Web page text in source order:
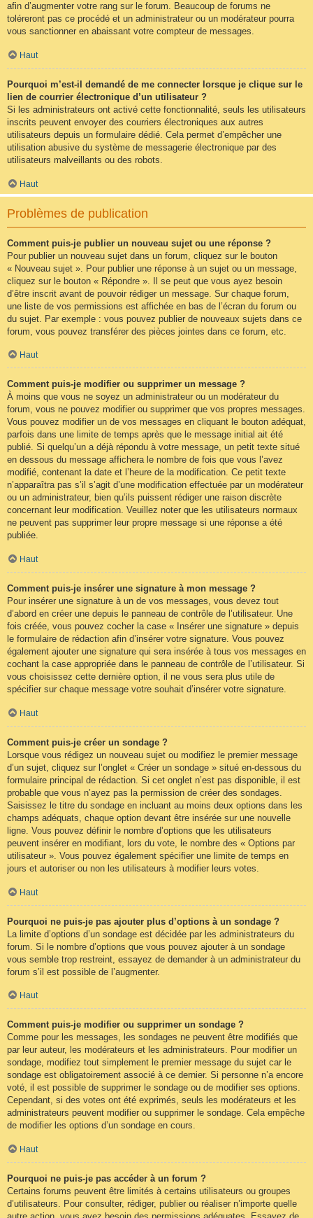
afin d’augmenter votre rang sur le forum. Beaucoup de forums ne
toléreront pas ce procédé et un administrateur ou un modérateur pourra
vous sanctionner en abaissant votre compteur de messages.
Haut
Pourquoi m’est-il demandé de me connecter lorsque je clique sur le
lien de courrier électronique d’un utilisateur ?
Si les administrateurs ont activé cette fonctionnalité, seuls les utilisateurs
inscrits peuvent envoyer des courriers électroniques aux autres
utilisateurs depuis un formulaire dédié. Cela permet d’empêcher une
utilisation abusive du système de messagerie électronique par des
utilisateurs malveillants ou des robots.
Haut
Problèmes de publication
Comment puis-je publier un nouveau sujet ou une réponse ?
Pour publier un nouveau sujet dans un forum, cliquez sur le bouton
« Nouveau sujet ». Pour publier une réponse à un sujet ou un message,
cliquez sur le bouton « Répondre ». Il se peut que vous ayez besoin
d’être inscrit avant de pouvoir rédiger un message. Sur chaque forum,
une liste de vos permissions est affichée en bas de l’écran du forum ou
du sujet. Par exemple : vous pouvez publier de nouveaux sujets dans ce
forum, vous pouvez transférer des pièces jointes dans ce forum, etc.
Haut
Comment puis-je modifier ou supprimer un message ?
À moins que vous ne soyez un administrateur ou un modérateur du
forum, vous ne pouvez modifier ou supprimer que vos propres messages.
Vous pouvez modifier un de vos messages en cliquant le bouton adéquat,
parfois dans une limite de temps après que le message initial ait été
publié. Si quelqu’un a déjà répondu à votre message, un petit texte situé
en dessous du message affichera le nombre de fois que vous l’avez
modifié, contenant la date et l’heure de la modification. Ce petit texte
n’apparaîtra pas s’il s’agit d’une modification effectuée par un modérateur
ou un administrateur, bien qu’ils puissent rédiger une raison discrète
concernant leur modification. Veuillez noter que les utilisateurs normaux
ne peuvent pas supprimer leur propre message si une réponse a été
publiée.
Haut
Comment puis-je insérer une signature à mon message ?
Pour insérer une signature à un de vos messages, vous devez tout
d’abord en créer une depuis le panneau de contrôle de l’utilisateur. Une
fois créée, vous pouvez cocher la case « Insérer une signature » depuis
le formulaire de rédaction afin d’insérer votre signature. Vous pouvez
également ajouter une signature qui sera insérée à tous vos messages en
cochant la case appropriée dans le panneau de contrôle de l’utilisateur. Si
vous choisissez cette dernière option, il ne vous sera plus utile de
spécifier sur chaque message votre souhait d’insérer votre signature.
Haut
Comment puis-je créer un sondage ?
Lorsque vous rédigez un nouveau sujet ou modifiez le premier message
d’un sujet, cliquez sur l’onglet « Créer un sondage » situé en-dessous du
formulaire principal de rédaction. Si cet onglet n’est pas disponible, il est
probable que vous n’ayez pas la permission de créer des sondages.
Saisissez le titre du sondage en incluant au moins deux options dans les
champs adéquats, chaque option devant être insérée sur une nouvelle
ligne. Vous pouvez définir le nombre d’options que les utilisateurs
peuvent insérer en modifiant, lors du vote, le nombre des « Options par
utilisateur ». Vous pouvez également spécifier une limite de temps en
jours et autoriser ou non les utilisateurs à modifier leurs votes.
Haut
Pourquoi ne puis-je pas ajouter plus d’options à un sondage ?
La limite d’options d’un sondage est décidée par les administrateurs du
forum. Si le nombre d’options que vous pouvez ajouter à un sondage
vous semble trop restreint, essayez de demander à un administrateur du
forum s’il est possible de l’augmenter.
Haut
Comment puis-je modifier ou supprimer un sondage ?
Comme pour les messages, les sondages ne peuvent être modifiés que
par leur auteur, les modérateurs et les administrateurs. Pour modifier un
sondage, modifiez tout simplement le premier message du sujet car le
sondage est obligatoirement associé à ce dernier. Si personne n’a encore
voté, il est possible de supprimer le sondage ou de modifier ses options.
Cependant, si des votes ont été exprimés, seuls les modérateurs et les
administrateurs peuvent modifier ou supprimer le sondage. Cela empêche
de modifier les options d’un sondage en cours.
Haut
Pourquoi ne puis-je pas accéder à un forum ?
Certains forums peuvent être limités à certains utilisateurs ou groupes
d’utilisateurs. Pour consulter, rédiger, publier ou réaliser n’importe quelle